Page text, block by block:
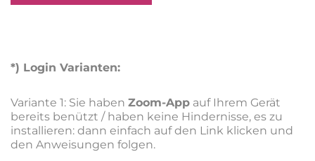
*) Login Varianten:
Variante 1: Sie haben Zoom-App auf Ihrem Gerät
bereits benützt / haben keine Hindernisse, es zu
installieren: dann einfach auf den Link klicken und
den Anweisungen folgen.